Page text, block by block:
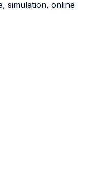
simulation, online